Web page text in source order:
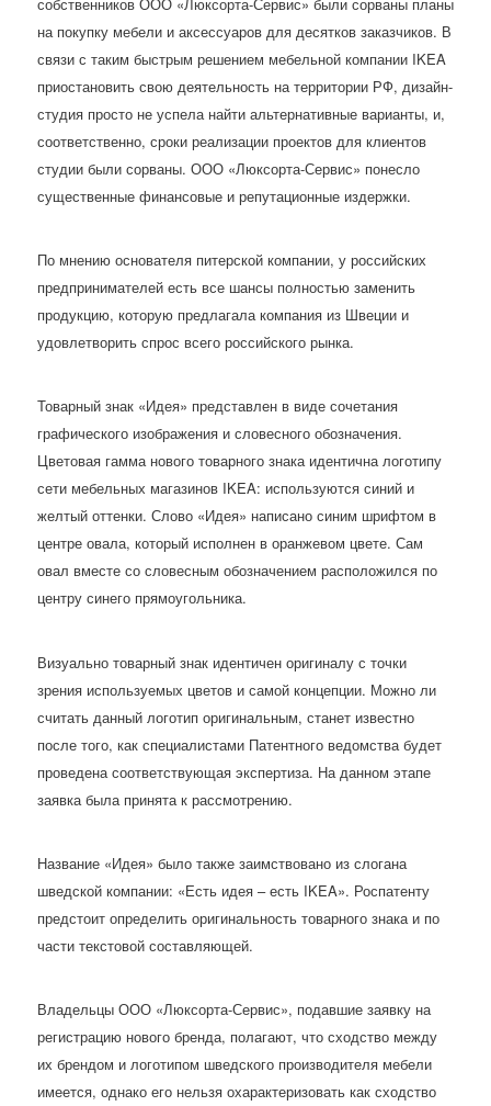
на покупку мебели и аксессуаров для десятков заказчиков. В
связи с таким быстрым решением мебельной компании IKEA
приостановить свою деятельность на территории РФ, дизайн-
студия просто не успела найти альтернативные варианты, и,
соответственно, сроки реализации проектов для клиентов
студии были сорваны. ООО «Люксорта-Сервис» понесло
существенные финансовые и репутационные издержки.
По мнению основателя питерской компании, у российских
предпринимателей есть все шансы полностью заменить
продукцию, которую предлагала компания из Швеции и
удовлетворить спрос всего российского рынка.
Товарный знак «Идея» представлен в виде сочетания
графического изображения и словесного обозначения.
Цветовая гамма нового товарного знака идентична логотипу
сети мебельных магазинов IKEA: используются синий и
желтый оттенки. Слово «Идея» написано синим шрифтом в
центре овала, который исполнен в оранжевом цвете. Сам
овал вместе со словесным обозначением расположился по
центру синего прямоугольника.
Визуально товарный знак идентичен оригиналу с точки
зрения используемых цветов и самой концепции. Можно ли
считать данный логотип оригинальным, станет известно
после того, как специалистами Патентного ведомства будет
проведена соответствующая экспертиза. На данном этапе
заявка была принята к рассмотрению.
Название «Идея» было также заимствовано из слогана
шведской компании: «Есть идея – есть IKEA». Роспатенту
предстоит определить оригинальность товарного знака и по
части текстовой составляющей.
Владельцы ООО «Люксорта-Сервис», подавшие заявку на
регистрацию нового бренда, полагают, что сходство между
их брендом и логотипом шведского производителя мебели
имеется, однако его нельзя охарактеризовать как сходство